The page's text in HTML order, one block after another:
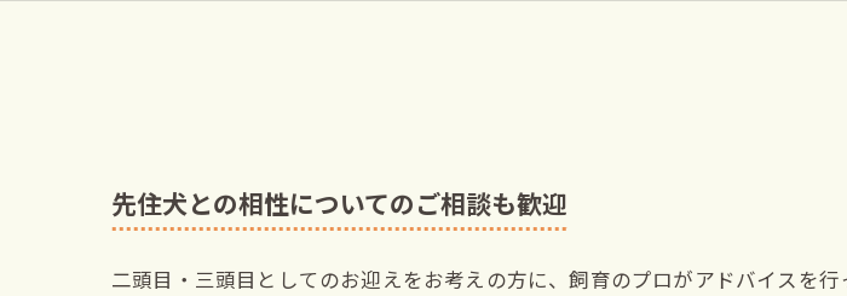
先住犬との相性についてのご相談も歓迎
二頭目・三頭目としてのお迎えをお考えの方に、飼育のプロがアドバイスを行